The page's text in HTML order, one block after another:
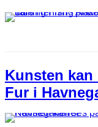
Kunsten kan
Fur i